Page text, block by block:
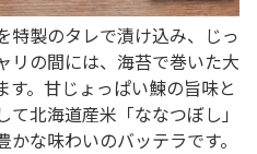
特製のタレで漬け込み、じっ
リの間には、海苔で巻いた大
す。甘じょっぱい鰊の旨味と
北海道産米「ななつぼし」
な味わいのバッテラです。